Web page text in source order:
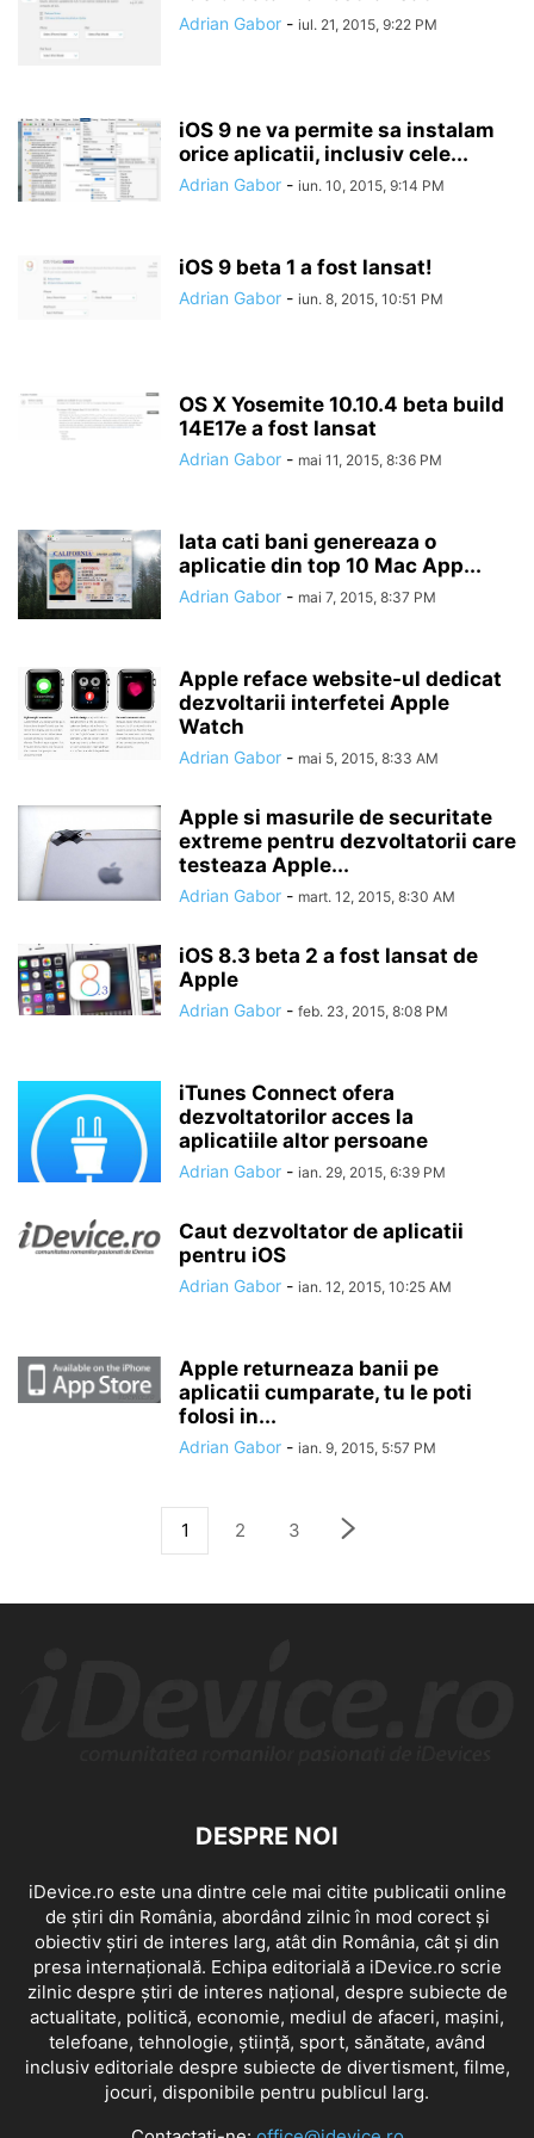
Adrian Gabor - iul. 21, 2015, 9:22 PM
iOS 9 ne va permite sa instalam
orice aplicatii, inclusiv cele...
Adrian Gabor - iun. 10, 2015, 9:14 PM
iOS 9 beta 1 a fost lansat!
Adrian Gabor - iun. 8, 2015, 10:51 PM
OS X Yosemite 10.10.4 beta build
14E17e a fost lansat
Adrian Gabor - mai 11, 2015, 8:36 PM
Iata cati bani genereaza o
aplicatie din top 10 Mac App...
Adrian Gabor - mai 7, 2015, 8:37 PM
Apple reface website-ul dedicat
dezvoltarii interfetei Apple
Watch
Adrian Gabor - mai 5, 2015, 8:33 AM
Apple si masurile de securitate
extreme pentru dezvoltatorii care
testeaza Apple...
Adrian Gabor - mart. 12, 2015, 8:30 AM
iOS 8.3 beta 2 a fost lansat de
Apple
Adrian Gabor - feb. 23, 2015, 8:08 PM
iTunes Connect ofera
dezvoltatorilor acces la
aplicatiile altor persoane
Adrian Gabor - ian. 29, 2015, 6:39 PM
Caut dezvoltator de aplicatii
pentru iOS
Adrian Gabor - ian. 12, 2015, 10:25 AM
Apple returneaza banii pe
aplicatii cumparate, tu le poti
folosi in...
Adrian Gabor - ian. 9, 2015, 5:57 PM
1 2 3
DESPRE NOI
iDevice.ro este una dintre cele mai citite publicatii online
de știri din România, abordând zilnic în mod corect și
obiectiv știri de interes larg, atât din România, cât și din
presa internațională. Echipa editorială a iDevice.ro scrie
zilnic despre știri de interes național, despre subiecte de
actualitate, politică, economie, mediul de afaceri, mașini,
telefoane, tehnologie, știință, sport, sănătate, având
inclusiv editoriale despre subiecte de divertisment, filme,
jocuri, disponibile pentru publicul larg.